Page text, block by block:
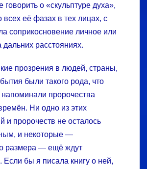
говорить о «скульптуре духа»,
всех её фазах в тех лицах, с
соприкосновение личное или
расстояниях.
прозрения в людей, страны,
были такого рода, что
пророчества
Ни одно из этих
и пророчеств не осталось
и некоторые —
размера — ещё ждут
Если бы я писала книгу о ней,